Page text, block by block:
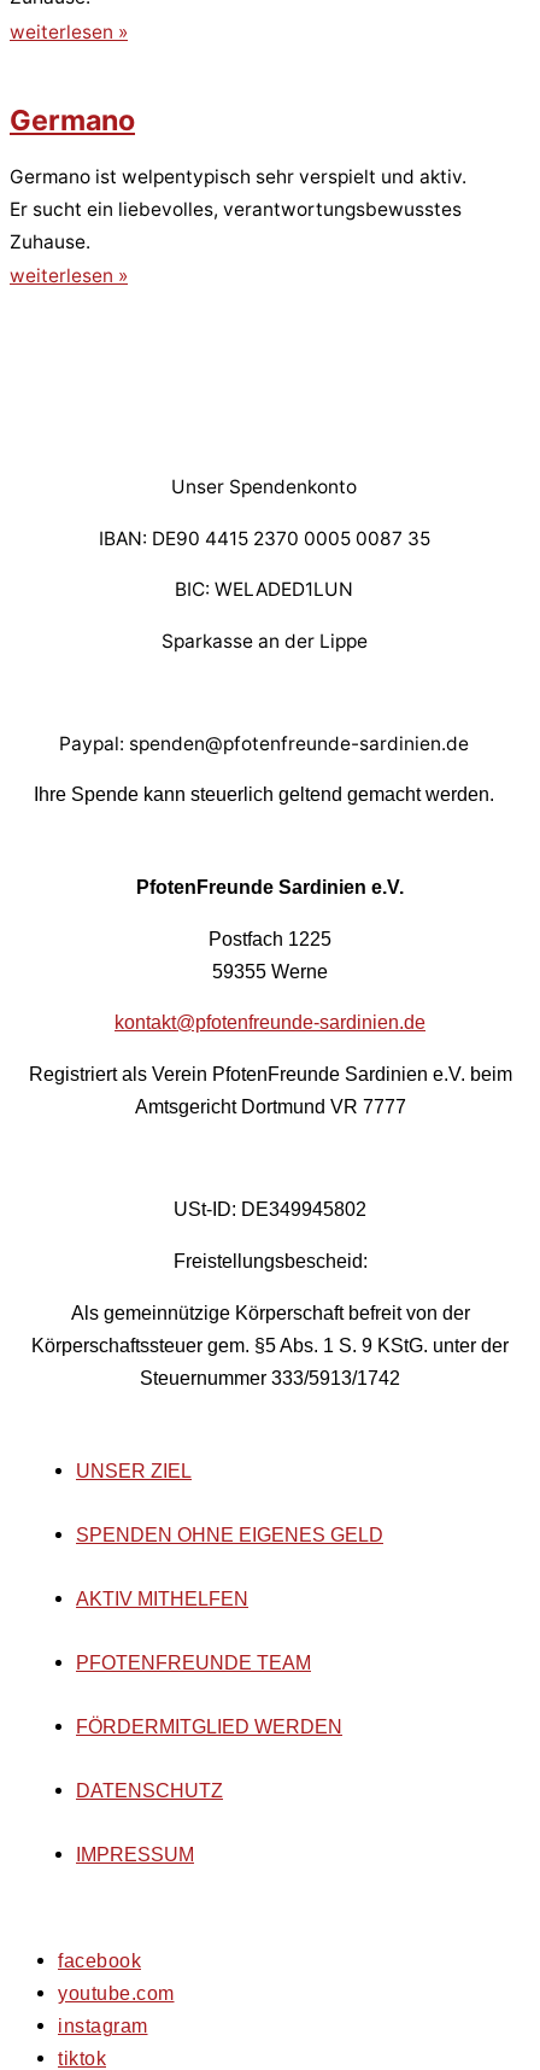
weiterlesen »
Germano
Germano ist welpentypisch sehr verspielt und aktiv.
Er sucht ein liebevolles, verantwortungsbewusstes
Zuhause.
weiterlesen »
Unser Spendenkonto
IBAN: DE90 4415 2370 0005 0087 35
BIC: WELADED1LUN
Sparkasse an der Lippe
Paypal: spenden@pfotenfreunde-sardinien.de
Ihre Spende kann steuerlich geltend gemacht werden.
PfotenFreunde Sardinien e.V.
Postfach 1225
59355 Werne
kontakt@pfotenfreunde-sardinien.de
Registriert als Verein PfotenFreunde Sardinien e.V. beim
Amtsgericht Dortmund VR 7777
USt-ID: DE349945802
Freistellungsbescheid:
Als gemeinnützige Körperschaft befreit von der
Körperschaftssteuer gem. §5 Abs. 1 S. 9 KStG. unter der
Steuernummer 333/5913/1742
UNSER ZIEL
SPENDEN OHNE EIGENES GELD
AKTIV MITHELFEN
PFOTENFREUNDE TEAM
FÖRDERMITGLIED WERDEN
DATENSCHUTZ
IMPRESSUM
facebook
youtube.com
instagram
tiktok